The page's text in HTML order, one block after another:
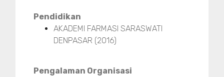
Pendidikan
AKADEMI FARMASI SARASWATI
DENPASAR (2016)
Pengalaman Organisasi